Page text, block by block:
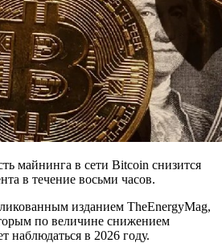
майнинга в сети Bitcoin снизится
в течение восьми часов.
изданием TheEnergyMag,
по величине снижением
наблюдаться в 2026 году.